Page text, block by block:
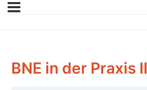
BNE in der Praxis II